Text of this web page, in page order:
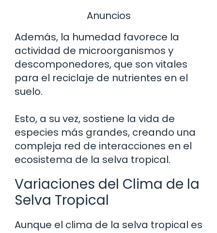
Anuncios
Además, la humedad favorece la
actividad de microorganismos y
descomponedores, que son vitales
para el reciclaje de nutrientes en el
suelo.
Esto, a su vez, sostiene la vida de
especies más grandes, creando una
compleja red de interacciones en el
ecosistema de la selva tropical.
Variaciones del Clima de la
Selva Tropical
Aunque el clima de la selva tropical es